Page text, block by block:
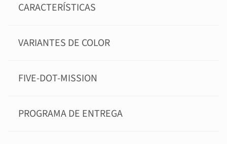
CARACTERÍSTICAS
VARIANTES DE COLOR
FIVE-DOT-MISSION
PROGRAMA DE ENTREGA